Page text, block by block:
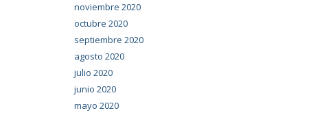
noviembre 2020
octubre 2020
septiembre 2020
agosto 2020
julio 2020
junio 2020
mayo 2020